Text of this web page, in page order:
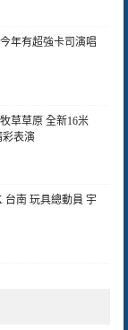
年有超強卡司演唱
草草原 全新16米
彩表演
台南 玩具總動員 宇